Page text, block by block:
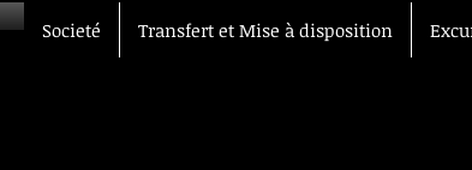
Societé Transfert et Mise à disposition